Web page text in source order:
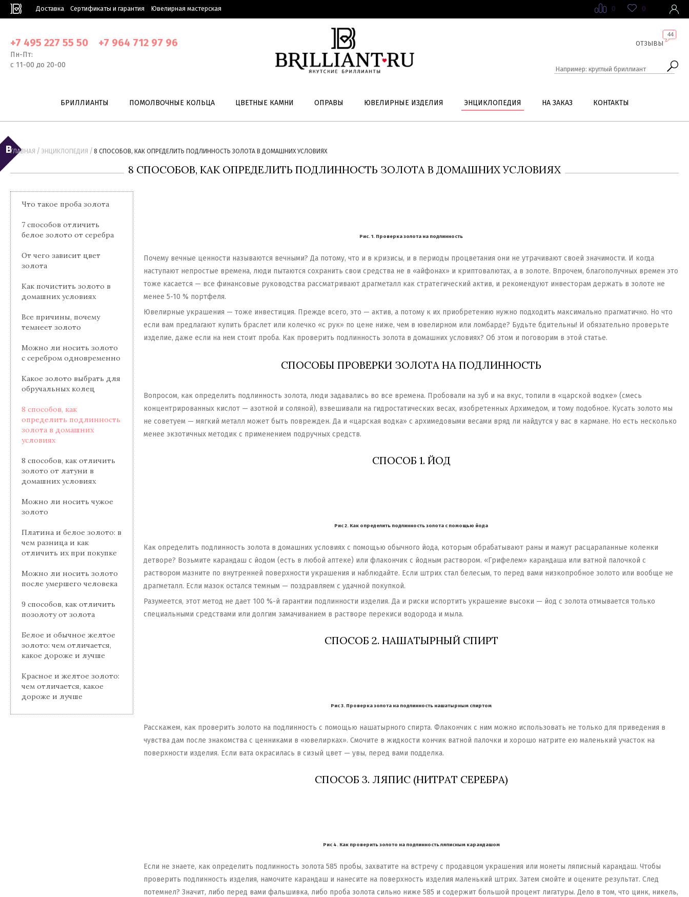
Доставка Сертификаты и гарантия Ювелирная мастерская 0 0
+7 495 227 55 50 +7 964 712 97 96
Пн-Пт:
с 11-00 до 20-00
ОТЗЫВЫ
44
БРИЛЛИАНТЫ ПОМОЛВОЧНЫЕ КОЛЬЦА ЦВЕТНЫЕ КАМНИ ОПРАВЫ ЮВЕЛИРНЫЕ ИЗДЕЛИЯ ЭНЦИКЛОПЕДИЯ НА ЗАКАЗ КОНТАКТЫ
ГЛАВНАЯ / ЭНЦИКЛОПЕДИЯ / 8 СПОСОБОВ, КАК ОПРЕДЕЛИТЬ ПОДЛИННОСТЬ ЗОЛОТА В ДОМАШНИХ УСЛОВИЯХ
8 СПОСОБОВ, КАК ОПРЕДЕЛИТЬ ПОДЛИННОСТЬ ЗОЛОТА В ДОМАШНИХ УСЛОВИЯХ
Что такое проба золота
7 способов отличить
белое золото от серебра
От чего зависит цвет
золота
Как почистить золото в
домашних условиях
Все причины, почему
темнеет золото
Можно ли носить золото
с серебром одновременно
Какое золото выбрать для
обручальных колец
8 способов, как
определить подлинность
золота в домашних
условиях
8 способов, как отличить
золото от латуни в
домашних условиях
Можно ли носить чужое
золото
Платина и белое золото: в
чем разница и как
отличить их при покупке
Можно ли носить золото
после умершего человека
9 способов, как отличить
позолоту от золота
Белое и обычное желтое
золото: чем отличается,
какое дороже и лучше
Красное и желтое золото:
чем отличается, какое
дороже и лучше
Рис. 1. Проверка золота на подлинность
Почему вечные ценности называются вечными? Да потому, что и в кризисы, и в периоды процветания они не утрачивают своей значимости. И когда
наступают непростые времена, люди пытаются сохранить свои средства не в «айфонах» и криптовалютах, а в золоте. Впрочем, благополучных времен это
тоже касается — все финансовые руководства рассматривают драгметалл как стратегический актив, и рекомендуют инвесторам держать в золоте не
менее 5-10 % портфеля.
Ювелирные украшения — тоже инвестиция. Прежде всего, это — актив, а потому к их приобретению нужно подходить максимально прагматично. Но что
если вам предлагают купить браслет или колечко «с рук» по цене ниже, чем в ювелирном или ломбарде? Будьте бдительны! И обязательно проверьте
изделие, даже если на нем стоит проба. Как проверить подлинность золота в домашних условиях? Об этом и поговорим в этой статье.
СПОСОБЫ ПРОВЕРКИ ЗОЛОТА НА ПОДЛИННОСТЬ
Вопросом, как определить подлинность золота, люди задавались во все времена. Пробовали на зуб и на вкус, топили в «царской водке» (смесь
концентрированных кислот — азотной и соляной), взвешивали на гидростатических весах, изобретенных Архимедом, и тому подобное. Кусать золото мы
не советуем — мягкий металл может быть поврежден. Да и «царская водка» с архимедовыми весами вряд ли найдутся у вас в кармане. Но есть несколько
менее экзотичных методик с применением подручных средств.
СПОСОБ 1. ЙОД
Рис 2. Как определить подлинность золота с помощью йода
Как определить подлинность золота в домашних условиях с помощью обычного йода, которым обрабатывают раны и мажут расцарапанные коленки
детворе? Возьмите карандаш с йодом (есть в любой аптеке) или флакончик с йодным раствором. «Грифелем» карандаша или ватной палочкой с
раствором мазните по внутренней поверхности украшения и наблюдайте. Если штрих стал белесым, то перед вами низкопробное золото или вообще не
драгметалл. Если мазок остался темным — поздравляем с удачной покупкой.
Разумеется, этот метод не дает 100 %-й гарантии подлинности изделия. Да и риски испортить украшение высоки — йод с золота отмывается только
специальными средствами или долгим замачиванием в растворе перекиси водорода и мыла.
СПОСОБ 2. НАШАТЫРНЫЙ СПИРТ
Рис 3. Проверка золота на подлинность нашатырным спиртом
Расскажем, как проверить золото на подлинность с помощью нашатырного спирта. Флакончик с ним можно использовать не только для приведения в
чувства дам после знакомства с ценниками в «ювелирках». Смочите в жидкости кончик ватной палочки и хорошо натрите ею маленький участок на
поверхности изделия. Если вата окрасилась в сизый цвет — увы, перед вами подделка.
СПОСОБ 3. ЛЯПИС (НИТРАТ СЕРЕБРА)
Рис 4. Как проверить золото на подлинность ляписным карандашом
Если не знаете, как определить подлинность золота 585 пробы, захватите на встречу с продавцом украшения или монеты ляписный карандаш. Чтобы
проверить подлинность изделия, намочите карандаш и нанесите на поверхность изделия маленький штрих. Затем смойте и оцените результат. След
потемнел? Значит, либо перед вами фальшивка, либо проба золота сильно ниже 585 и содержит большой процент лигатуры. Дело в том, что цинк, никель,